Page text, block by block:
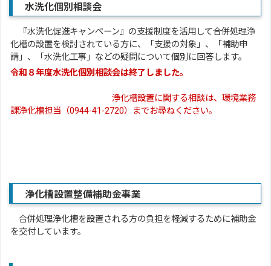
水洗化個別相談会
『水洗化促進キャンペーン』の支援制度を活用して合併処理浄
化槽の設置を検討されている方に、「支援の対象」、「補助申
請」、「水洗化工事」などの疑問について個別に回答します。
令和８年度水洗化個別相談会は終了しました。
浄化槽設置に関する相談は、環境業務
課浄化槽担当（0944-41-2720）までお尋ねください。
浄化槽設置整備補助金事業
合併処理浄化槽を設置される方の負担を軽減するために補助金
を交付しています。